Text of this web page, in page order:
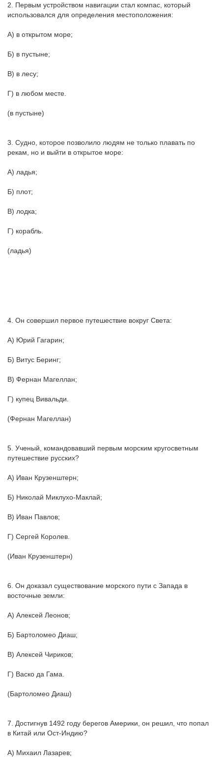
2. Первым устройством навигации стал компас, который
использовался для определения местоположения:
А) в открытом море;
Б) в пустыне;
В) в лесу;
Г) в любом месте.
(в пустыне)
3. Судно, которое позволило людям не только плавать по
рекам, но и выйти в открытое море:
А) ладья;
Б) плот;
В) лодка;
Г) корабль.
(ладья)
4. Он совершил первое путешествие вокруг Света:
А) Юрий Гагарин;
Б) Витус Беринг;
В) Фернан Магеллан;
Г) купец Вивальди.
(Фернан Магеллан)
5. Ученый, командовавший первым морским кругосветным
путешествие русских?
А) Иван Крузенштерн;
Б) Николай Миклухо-Маклай;
В) Иван Павлов;
Г) Сергей Королев.
(Иван Крузенштерн)
6. Он доказал существование морского пути с Запада в
восточные земли:
А) Алексей Леонов;
Б) Бартоломео Диаш;
В) Алексей Чириков;
Г) Васко да Гама.
(Бартоломео Диаш)
7. Достигнув 1492 году берегов Америки, он решил, что попал
в Китай или Ост-Индию?
А) Михаил Лазарев;